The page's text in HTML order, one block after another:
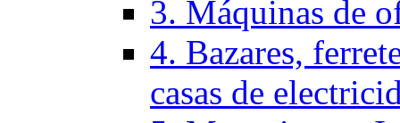
3. Máquinas de
4. Bazares,
casas de